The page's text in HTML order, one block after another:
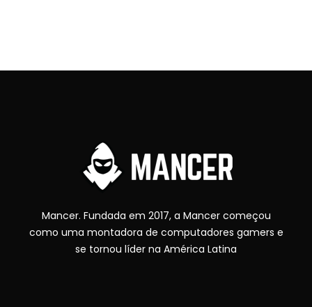
Mancer. Fundada em 2017, a Mancer começou
como uma montadora de computadores gamers e
se tornou líder na América Latina